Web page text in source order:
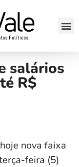
salários
R$
nova faixa
feira (5)